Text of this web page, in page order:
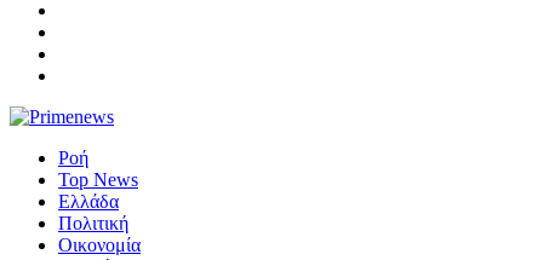
Ροή
Top News
Ελλάδα
Πολιτική
Οικονομία